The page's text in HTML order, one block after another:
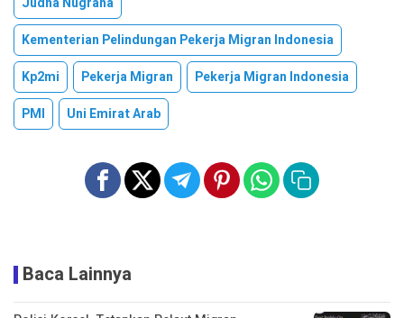
Kementerian Pelindungan Pekerja Migran Indonesia
Kp2mi
Pekerja Migran
Pekerja Migran Indonesia
PMI
Uni Emirat Arab
Baca Lainnya